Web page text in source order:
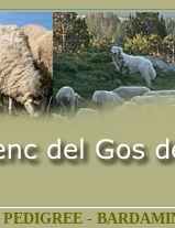
PEDIGREE -